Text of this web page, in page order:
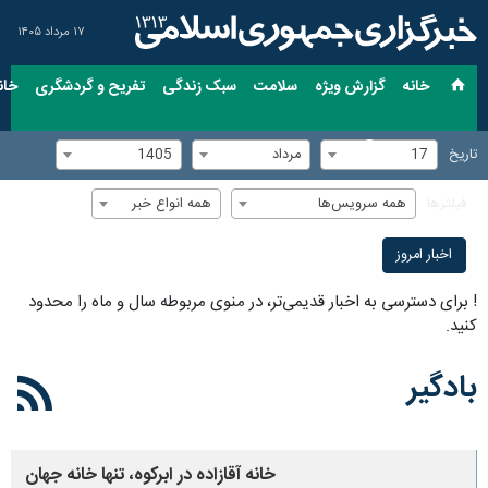
۱۷ مرداد ۱۴۰۵
خانه گزارش ویژه سلامت سبک زندگی تفریح و گردشگری
تاریخ 17 مرداد 1405
همه سرویس‌ها همه انواع خبر
اخبار امروز
! برای دسترسی به اخبار قدیمی‌تر، در منوی مربوطه سال و ماه را محدود
کنید.
بادگیر
خانه آقازاده در ابرکوه، تنها خانه جهان